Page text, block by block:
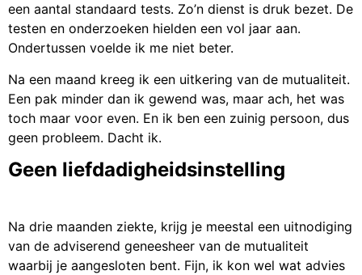
een aantal standaard tests. Zo’n dienst is druk bezet. De
testen en onderzoeken hielden een vol jaar aan.
Ondertussen voelde ik me niet beter.
Na een maand kreeg ik een uitkering van de mutualiteit.
Een pak minder dan ik gewend was, maar ach, het was
toch maar voor even. En ik ben een zuinig persoon, dus
geen probleem. Dacht ik.
Geen liefdadigheidsinstelling
Na drie maanden ziekte, krijg je meestal een uitnodiging
van de adviserend geneesheer van de mutualiteit
waarbij je aangesloten bent. Fijn, ik kon wel wat advies